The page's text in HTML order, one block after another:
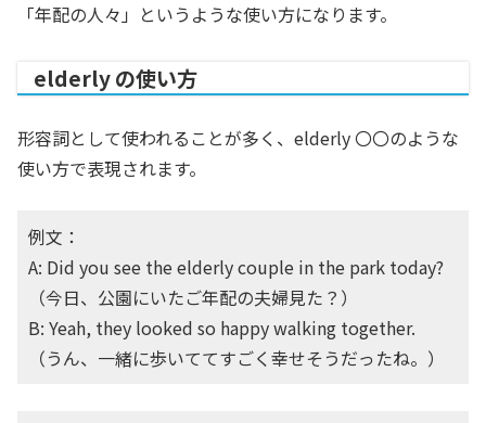
「年配の人々」というような使い方になります。
elderly の使い方
形容詞として使われることが多く、elderly 〇〇のような
使い方で表現されます。
例文：
A: Did you see the elderly couple in the park today?
（今日、公園にいたご年配の夫婦見た？）
B: Yeah, they looked so happy walking together.
（うん、一緒に歩いててすごく幸せそうだったね。）